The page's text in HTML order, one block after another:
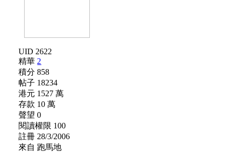
UID 2622
精華 2
積分 858
帖子 18234
港元 1527 萬
存款 10 萬
聲望 0
閱讀權限 100
註冊 28/3/2006
來自 跑馬地